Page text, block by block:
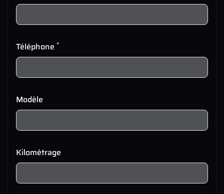
Téléphone *
Modèle
Kilométrage